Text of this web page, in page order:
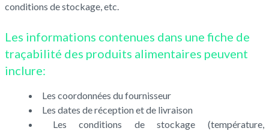
conditions de stockage, etc.
Les informations contenues dans une fiche de
traçabilité des produits alimentaires peuvent
inclure:
Les coordonnées du fournisseur
Les dates de réception et de livraison
Les conditions de stockage (température,